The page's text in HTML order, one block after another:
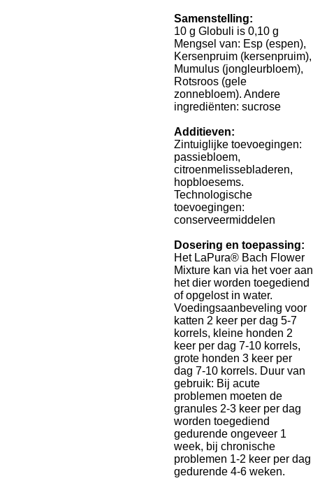
Samenstelling:
10 g Globuli is 0,10 g
Mengsel van: Esp (espen),
Kersenpruim (kersenpruim),
Mumulus (jongleurbloem),
Rotsroos (gele
zonnebloem). Andere
ingrediënten: sucrose
Additieven:
Zintuiglijke toevoegingen:
passiebloem,
citroenmelissebladeren,
hopbloesems.
Technologische
toevoegingen:
conserveermiddelen
Dosering en toepassing:
Het LaPura® Bach Flower
Mixture kan via het voer aan
het dier worden toegediend
of opgelost in water.
Voedingsaanbeveling voor
katten 2 keer per dag 5-7
korrels, kleine honden 2
keer per dag 7-10 korrels,
grote honden 3 keer per
dag 7-10 korrels. Duur van
gebruik: Bij acute
problemen moeten de
granules 2-3 keer per dag
worden toegediend
gedurende ongeveer 1
week, bij chronische
problemen 1-2 keer per dag
gedurende 4-6 weken.